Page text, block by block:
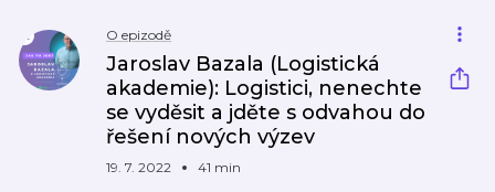
O epizodě
Jaroslav Bazala (Logistická
akademie): Logistici, nenechte
se vyděsit a jděte s odvahou do
řešení nových výzev
19. 7. 2022 41 min